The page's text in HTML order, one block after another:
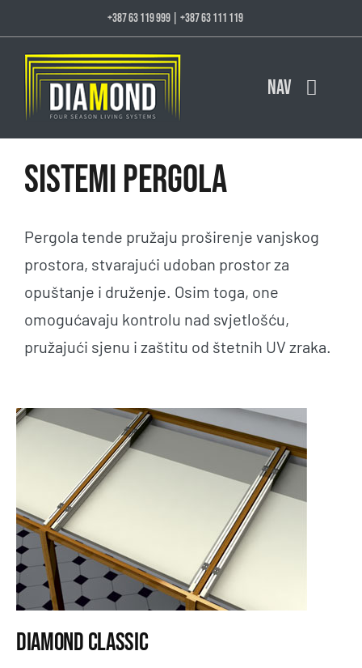
to
content
+387 63 119 999| +387 63 111 119
NAV
Početna
Kompanija
Tende
Pergole
Stakleni sistemi
English
Deutsch
SEARCH
FOR:
Sistemi Pergola
Pergola tende pružaju proširenje vanjskog
prostora, stvarajući udoban prostor za
opuštanje i druženje. Osim toga, one
omogućavaju kontrolu nad svjetlošću,
pružajući sjenu i zaštitu od štetnih UV zraka.
Diamond Classic